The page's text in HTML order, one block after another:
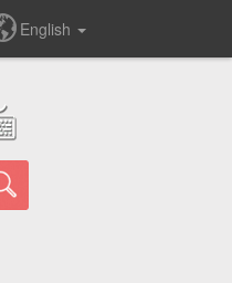
English